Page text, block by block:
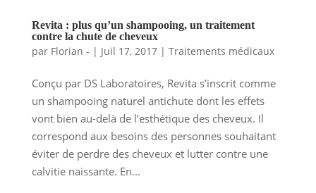
Revita : plus qu’un shampooing, un traitement
contre la chute de cheveux
par Florian - | Juil 17, 2017| Traitements médicaux
Conçu par DS Laboratoires, Revita s’inscrit comme
un shampooing naturel antichute dont les effets
vont bien au-delà de l’esthétique des cheveux. Il
correspond aux besoins des personnes souhaitant
éviter de perdre des cheveux et lutter contre une
calvitie naissante. En...